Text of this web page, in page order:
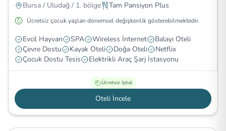
Bursa / Uludağ / 1. bölge Tam Pansiyon Plus
Ücretsiz çocuk yaşları dönemsel değişkenlik gösterebilmektedir.
Evcil Hayvan SPA Wireless İnternet
Balayı Oteli
Çevre Dostu
Kayak Oteli Doğa Oteli
Netflix
Çocuk Dostu Tesis
Elektrikli Araç Şarj İstasyonu
Ücretsiz İptal
Oteli İncele